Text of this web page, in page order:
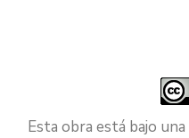
Esta obra está bajo una